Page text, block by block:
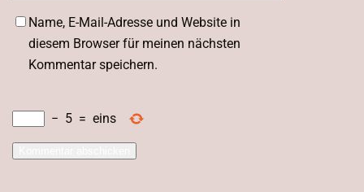
Name, E-Mail-Adresse und Website in
diesem Browser für meinen nächsten
Kommentar speichern.
− 5 = eins